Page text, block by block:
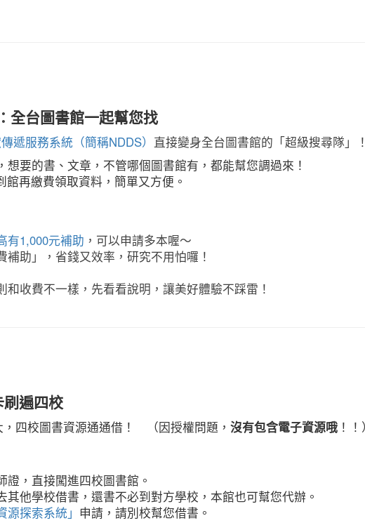
： 全台圖書館一起幫您找
遞服務系統（簡稱NDDS） 直接變身全台圖書館的「超級搜尋隊」！
想要的書、文章，不管哪個圖書館有，都能幫您調過來！
再繳費領取資料，簡單又方便。
有1,000元補助 ，可以申請多本喔～
助」，省錢又效率，研究不用怕囉！
和收費不一樣，先看看說明，讓美好體驗不踩雷！
刷遍四校
四校圖書資源通通借！ （因授權問題， 沒有包含電子資源哦 ！！）
，直接闖進四校圖書館。
其他學校借書，還書不必到對方學校，本館也可幫您代辦。
源探索系統」 申請，請別校幫您借書。